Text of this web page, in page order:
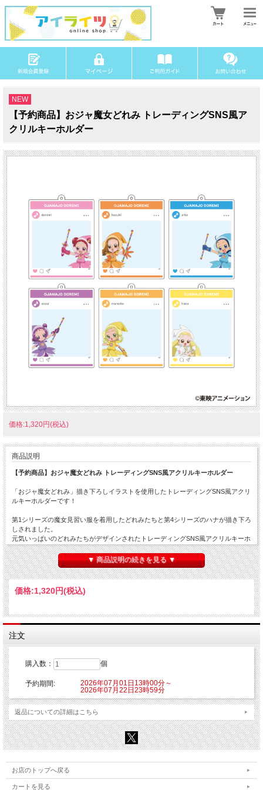
NEW
【予約商品】おジャ魔女どれみ トレーディングSNS風ア
クリルキーホルダー
価格:1,320円(税込)
商品説明
【予約商品】おジャ魔女どれみ トレーディングSNS風アクリルキーホルダー
「おジャ魔女どれみ」描き下ろしイラストを使用したトレーディングSNS風アクリ
ルキーホルダーです！
第1シリーズの魔女見習い服を着用したどれみたちと第4シリーズのハナが描き下ろ
しされました。
元気いっぱいのどれみたちがデザインされたトレーディングSNS風アクリルキーホ
ルダーです。
※柄は全6種あります。
※1パックの中にはランダムで1種が封入されています。
※ランダム商品のため、6個購入しても全種揃わない場合があります。
また、同じ絵柄が複数出る場合もございます。予めご了承ください。
【発送予定】
2026年9月中旬頃より随時発送となります。
■種類：6種
■サイズ：約W85mm×H108mm
■素材：アクリル
【ご注意】
※こちらの商品はご注文時にクレジットカード決済承認（課金）を行います。予め
ご了承ください。
※他の商品を一緒にご購入した場合もご注文時にカード決済承認（課金）を行いま
す。
※受注生産商品のため、お申込み後のキャンセルはできません。予めご了承くださ
い。
© 東映アニメーション
▼ 商品説明の続きを見る ▼
価格:1,320円(税込)
注文
購入数： 個
予約期間:
2026年07月01日13時00分～
2026年07月22日23時59分
返品についての詳細はこちら
お店のトップへ戻る
カートを見る